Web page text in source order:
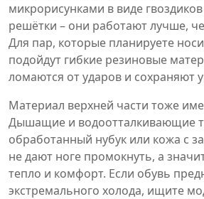
микрорисунками в виде
решётки – они работают лучше,
Для пар, которые планируете
подойдут гибкие резиновые
ломаются от ударов и сохраняют
Материал верхней части тоже
Дышащие и водоотталкивающие
обработанный нубук или кожа с
не дают ноге промокнуть, а
тепло и комфорт. Если обувь
экстремального холода, ищите